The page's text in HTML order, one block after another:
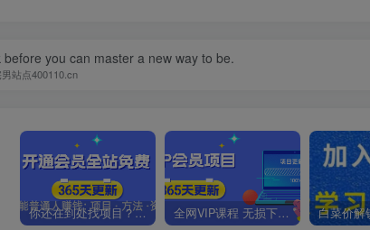
you can master a new way to be.
站点400110.cn
你还在到处找项目？还在当韭菜？我靠卖项目一个月收入5万+，曾经我也是个失败者。 全网VIP课程 无损下载~.~